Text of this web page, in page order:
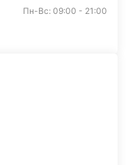
Пн-Вс: 09:00 - 21:00